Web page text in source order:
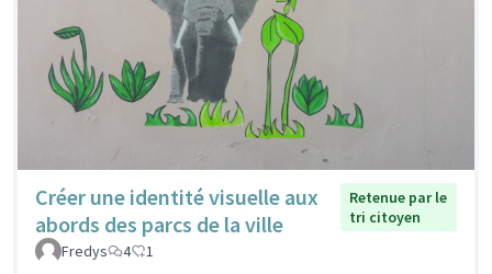
Créer une identité visuelle aux
abords des parcs de la ville
Retenue par le
tri citoyen
Fredys
4 1